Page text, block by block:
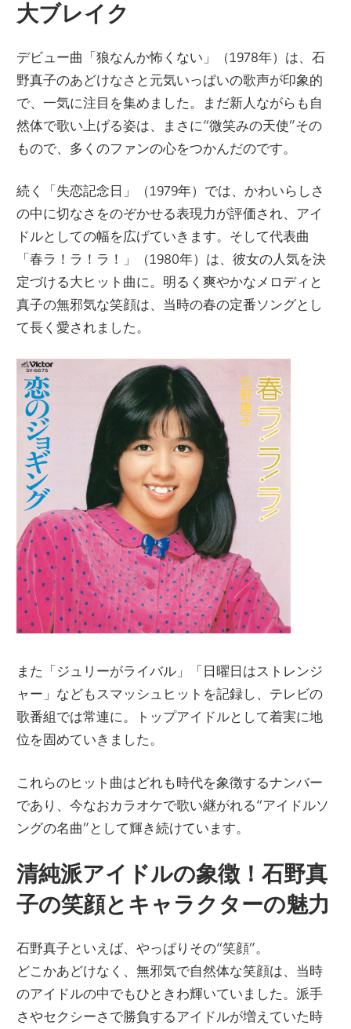
大ブレイク
デビュー曲「狼なんか怖くない」（1978年）は、石
野真子のあどけなさと元気いっぱいの歌声が印象的
で、一気に注目を集めました。まだ新人ながらも自
然体で歌い上げる姿は、まさに“微笑みの天使”その
もので、多くのファンの心をつかんだのです。
続く「失恋記念日」（1979年）では、かわいらしさ
の中に切なさをのぞかせる表現力が評価され、アイ
ドルとしての幅を広げていきます。そして代表曲
「春ラ！ラ！ラ！」（1980年）は、彼女の人気を決
定づける大ヒット曲に。明るく爽やかなメロディと
真子の無邪気な笑顔は、当時の春の定番ソングとし
て長く愛されました。
また「ジュリーがライバル」「日曜日はストレンジ
ャー」などもスマッシュヒットを記録し、テレビの
歌番組では常連に。トップアイドルとして着実に地
位を固めていきました。
これらのヒット曲はどれも時代を象徴するナンバー
であり、今なおカラオケで歌い継がれる“アイドルソ
ングの名曲”として輝き続けています。
清純派アイドルの象徴！石野真
子の笑顔とキャラクターの魅力
石野真子といえば、やっぱりその“笑顔”。
どこかあどけなく、無邪気で自然体な笑顔は、当時
のアイドルの中でもひときわ輝いていました。派手
さやセクシーさで勝負するアイドルが増えていた時